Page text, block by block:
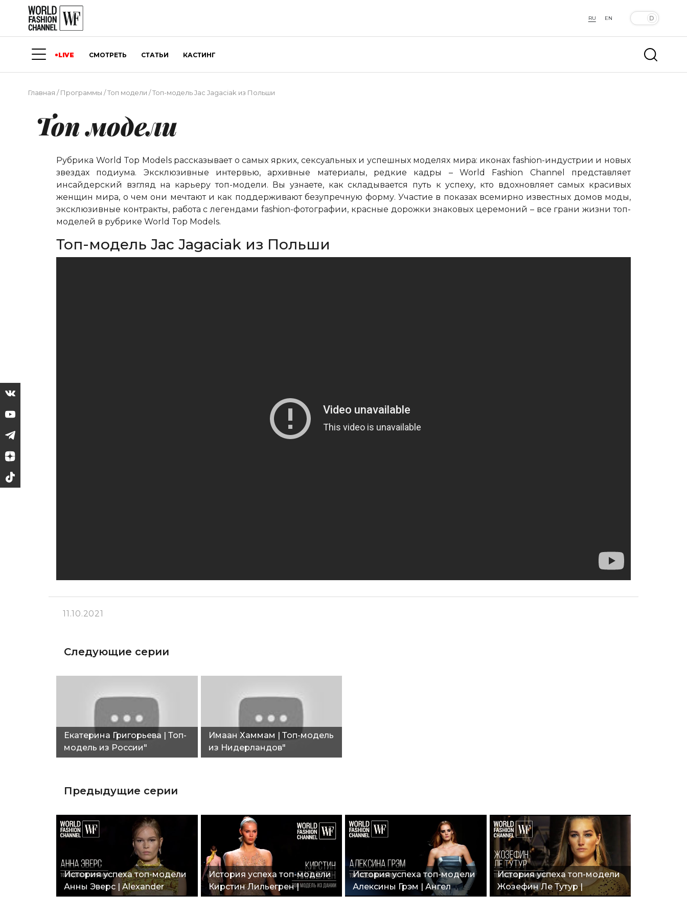
RU EN
LIVE СМОТРЕТЬ СТАТЬИ КАСТИНГ
Главная /Программы /Топ модели /Топ-модель Jac Jagaciak из Польши
Топ модели
Рубрика World Top Modelsрассказывает о самых ярких, сексуальных и успешных моделях мира: иконах fashion-индустрии и новых
звездах подиума. Эксклюзивные интервью, архивные материалы, редкие кадры – World Fashion Channel
представляет
инсайдерский взгляд на карьеру топ-модели. Вы узнаете, как складывается путь к успеху, кто вдохновляет самых красивых
женщин мира, о чем они мечтают и как поддерживают безупречную форму. Участие в показах всемирно известных домов моды,
эксклюзивные контракты, работа с легендами fashion-фотографии, красные дорожки знаковых церемоний – все грани жизни топ-
моделей в рубрике World Top Models.
Топ-модель Jac Jagaciak из Польши
11.10.2021
Следующие серии
Екатерина Григорьева | Топ-
модель из России"
Имаан Хаммам | Топ-модель
из Нидерландов"
Предыдущие серии
История успеха топ-модели
Анны Эверс | Alexander
Wang | Календарь Pirelli |
История успеха топ-модели
Кирстин Лильегрен |
Эксклюзив с Balenciaga |
История успеха топ-модели
Алексины Грэм | Ангел
Victoria’s Secret | Топ самых
История успеха топ-модели
Жозефин Ле Тутур |
Обложки Vogue | Шоу Saint